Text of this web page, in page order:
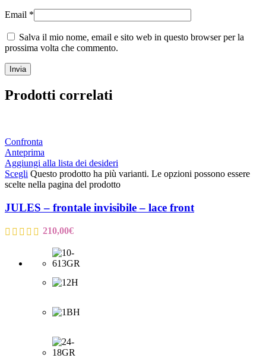
Email *
Salva il mio nome, email e sito web in questo browser per la
prossima volta che commento.
Prodotti correlati
Confronta
Anteprima
Aggiungi alla lista dei desideri
Scegli Questo prodotto ha più varianti. Le opzioni possono essere
scelte nella pagina del prodotto
JULES – frontale invisibile – lace front
210,00€